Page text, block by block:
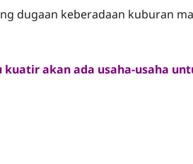
dugaan keberadaan kuburan
akan ada usaha-usaha